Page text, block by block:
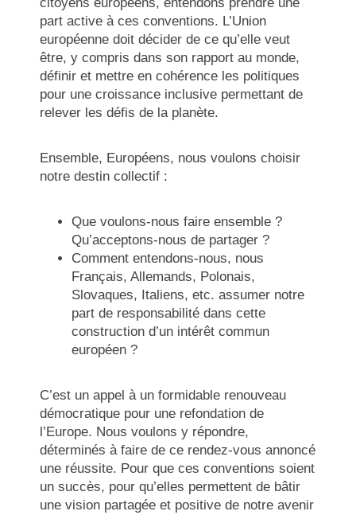
part active à ces conventions. L’Union
européenne doit décider de ce qu’elle veut
être, y compris dans son rapport au monde,
définir et mettre en cohérence les politiques
pour une croissance inclusive permettant de
relever les défis de la planète.
Ensemble, Européens, nous voulons choisir
notre destin collectif :
Que voulons-nous faire ensemble ?
Qu’acceptons-nous de partager ?
Comment entendons-nous, nous
Français, Allemands, Polonais,
Slovaques, Italiens, etc. assumer notre
part de responsabilité dans cette
construction d’un intérêt commun
européen ?
C’est un appel à un formidable renouveau
démocratique pour une refondation de
l’Europe. Nous voulons y répondre,
déterminés à faire de ce rendez-vous annoncé
une réussite. Pour que ces conventions soient
un succès, pour qu’elles permettent de bâtir
une vision partagée et positive de notre avenir